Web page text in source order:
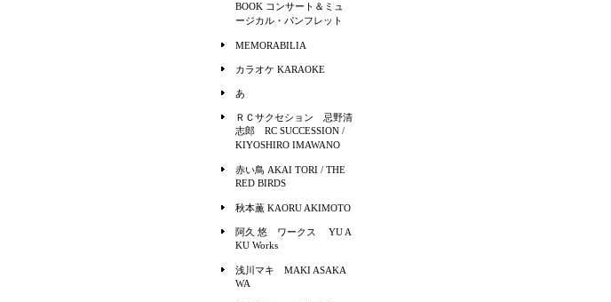
BOOK コンサート＆ミュ
ージカル・パンフレット
MEMORABILIA
カラオケ KARAOKE
あ
ＲＣサクセション 忌野清
志郎 RC SUCCESSION /
KIYOSHIRO IMAWANO
赤い鳥 AKAI TORI / THE
RED BIRDS
秋本薫 KAORU AKIMOTO
阿久 悠 ワークス YU A
KU Works
浅川マキ MAKI ASAKA
WA